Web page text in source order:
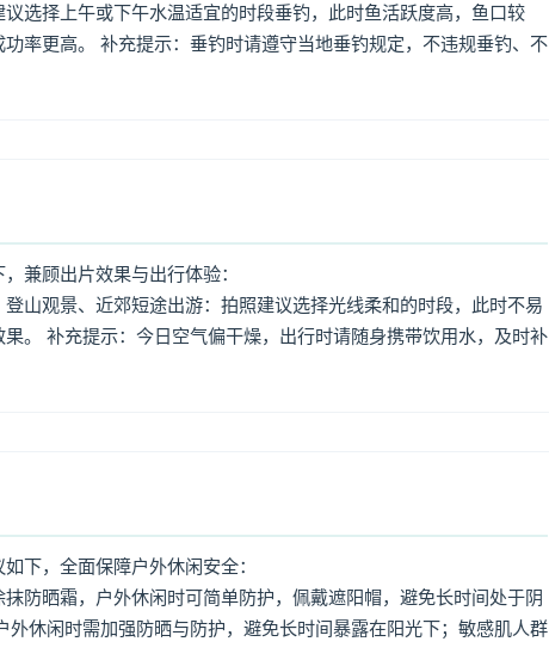
选择上午或下午水温适宜的时段垂钓，此时鱼活跃度高，鱼口较
率更高。 补充提示：垂钓时请遵守当地垂钓规定，不违规垂钓、不
兼顾出片效果与出行体验：
山观景、近郊短途出游：拍照建议选择光线柔和的时段，此时不易
。 补充提示：今日空气偏干燥，出行时请随身携带饮用水，及时补
下，全面保障户外休闲安全：
防晒霜，户外休闲时可简单防护，佩戴遮阳帽，避免长时间处于阴
休闲时需加强防晒与防护，避免长时间暴露在阳光下；敏感肌人群